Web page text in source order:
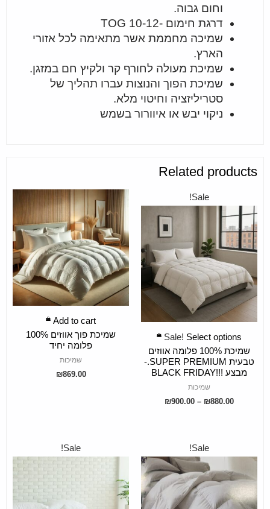
וחום גבוה.
דרגת חימום -10-12 TOG
שמיכה מחממת אשר מתאימה לכל אזורי
הארץ.
שמיכת מעולה לחורף קר ולקיץ חם במזגן.
שמיכת הפוך והנוצות עברו תהליך של
סטריליזציה וחיטוי מלא.
ניקוי יבש או איוורור בשמש
Related products
Sale!
Sale! Select options
שמיכת 100% פלומה אווזים
טבעית SUPER PREMIUM.-
מבצע !!!BLACK FRIDAY
שמיכות
₪880.00
–
₪900.00
SELECT OPTIONS
Add to cart
שמיכת פוך אווזים 100%
פלומה יחיד
שמיכות
₪869.00
Sale!
Sale!